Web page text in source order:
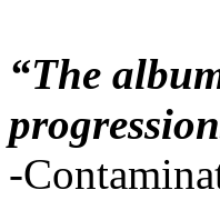
“The
-